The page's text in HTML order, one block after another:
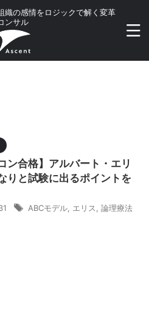
織の感情をロジックで解く変革
ンサル
ン合格】アルバート・エリ
りと試験に出るポイントを
ABCモデル エリス 論理療法